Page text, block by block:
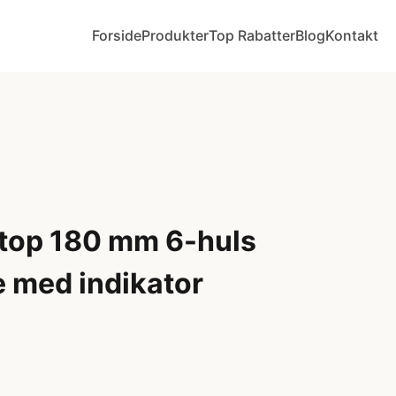
ForsideProdukterTop RabatterBlogKontakt
180 mm 6-huls
med indikator